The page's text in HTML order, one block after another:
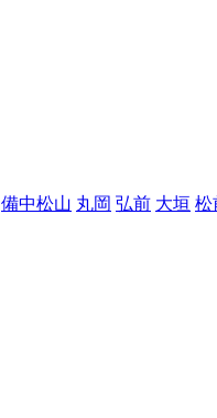
備中松山 丸岡 弘前 大垣 松